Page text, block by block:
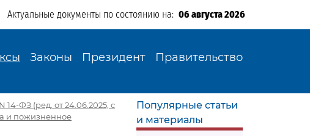
Актуальные документы по состоянию на: 06 августа 2026
Законы Президент Правительство
14-ФЗ (ред. от 24.06.2025, с
и пожизненное
Популярные статьи
и материалы